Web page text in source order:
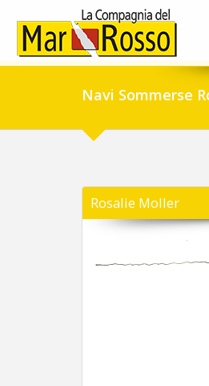
Navi Sommerse
Rosalie Moller